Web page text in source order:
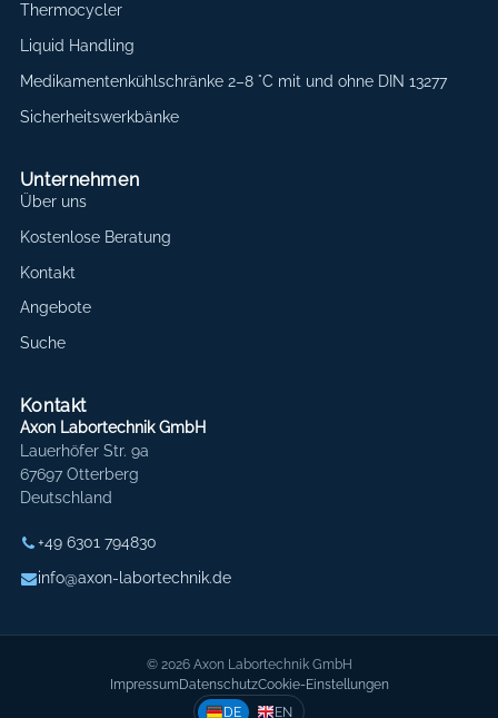
Thermocycler
Liquid Handling
Medikamentenkühlschränke 2–8 °C mit und ohne DIN 13277
Sicherheitswerkbänke
Unternehmen
Über uns
Kostenlose Beratung
Kontakt
Angebote
Suche
Kontakt
Axon Labortechnik GmbH
Lauerhöfer Str. 9a
67697 Otterberg
Deutschland
+49 6301 794830
info@axon-labortechnik.de
© 2026 Axon Labortechnik GmbH
ImpressumDatenschutzCookie-Einstellungen
DE
EN